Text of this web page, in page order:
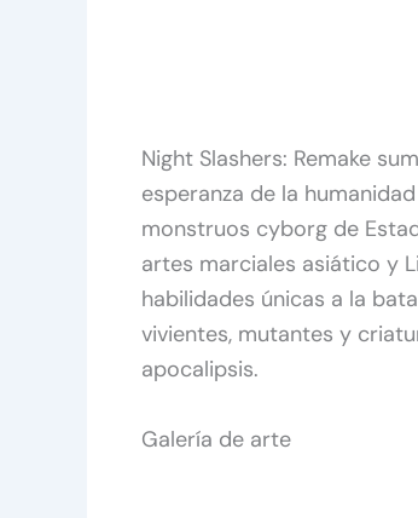
Night Slashers: Remake
esperanza de la
monstruos cyborg de
artes marciales asiático y
habilidades únicas a la
vivientes, mutantes y
apocalipsis.
Galería de arte